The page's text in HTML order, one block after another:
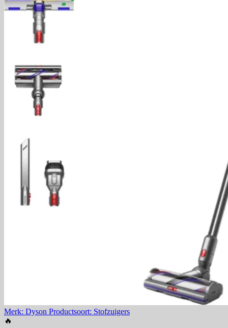
Merk: Dyson Productsoort: Stofzuigers
🔥